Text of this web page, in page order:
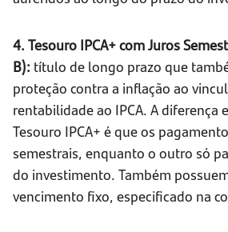
4. Tesouro IPCA+ com Juros
B): título de longo prazo que
proteção contra a inflação ao
rentabilidade ao IPCA. A diferença
Tesouro IPCA+ é que os
semestrais, enquanto o outro só
do investimento. Também
vencimento fixo, especificado na